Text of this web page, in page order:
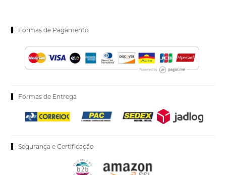
Formas de Pagamento
Formas de Entrega
Segurança e Certificação